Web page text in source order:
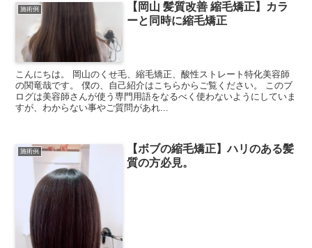
施術例
【岡山 髪質改善 縮毛矯正】カラ
ーと同時に縮毛矯正
こんにちは。 岡山のくせ毛、縮毛矯正、酸性ストレート特化美容師
の関竜哉です。 僕の、自己紹介はこちらからご覧ください。 このブ
ログは美容師さんが使う専門用語をなるべく使わないようにしていま
すが、わからない事やご質問があれ...
施術例
【ボブの縮毛矯正】ハリのある髪
質の方必見。